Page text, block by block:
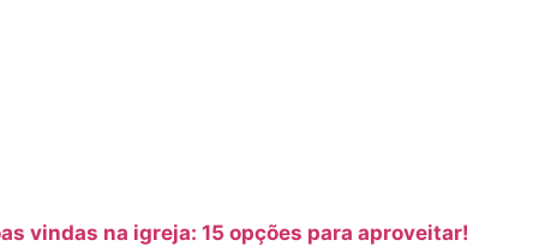
vindas na igreja: 15 opções para aproveitar!